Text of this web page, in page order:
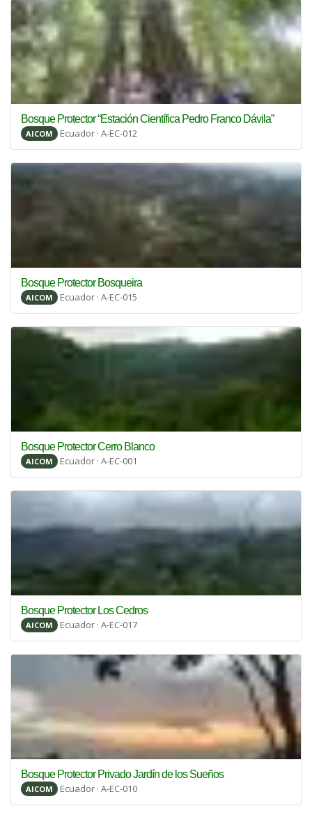
Bosque Protector “Estación Científica Pedro Franco Dávila”
AICOM Ecuador · A-EC-012
Bosque Protector Bosqueira
AICOM Ecuador · A-EC-015
Bosque Protector Cerro Blanco
AICOM Ecuador · A-EC-001
Bosque Protector Los Cedros
AICOM Ecuador · A-EC-017
Bosque Protector Privado Jardín de los Sueños
AICOM Ecuador · A-EC-010